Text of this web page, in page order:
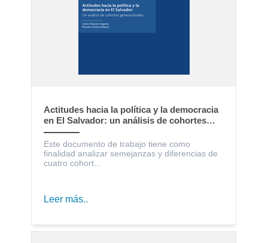
Actitudes hacia la política y la democracia
en El Salvador: un análisis de cohortes
generacionales
Este documento de trabajo tiene como
finalidad analizar semejanzas y diferencias de
cuatro cohort...
Leer más..